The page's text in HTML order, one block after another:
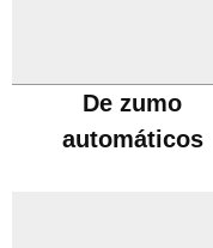
De zumo
automáticos